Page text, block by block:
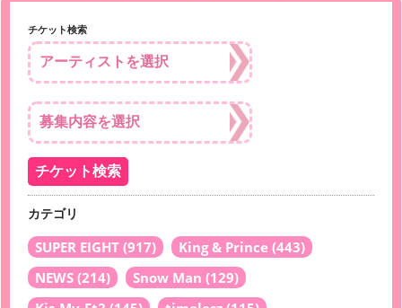
チケット検索
カテゴリ
SUPER EIGHT (917) King & Prince (443)
NEWS (214) Snow Man (129)